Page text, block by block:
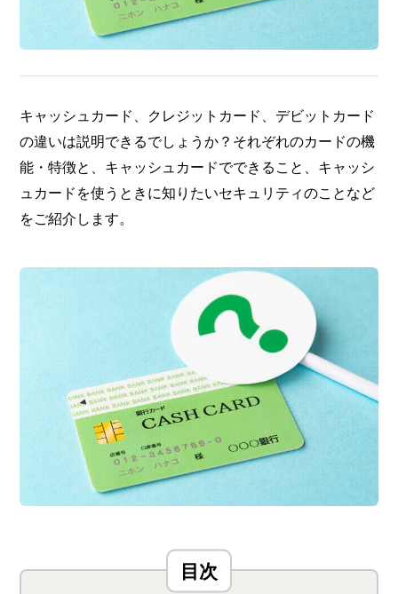
キャッシュカード、クレジットカード、デビットカード
の違いは説明できるでしょうか？それぞれのカードの機
能・特徴と、キャッシュカードでできること、キャッシ
ュカードを使うときに知りたいセキュリティのことなど
をご紹介します。